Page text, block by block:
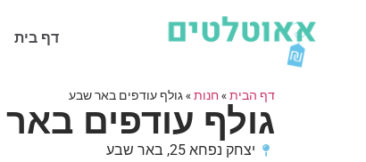
דף בית
דף הבית» חנות»גולף עודפים באר שבע
גולף עודפים
יצחק נפחא 25, באר שבע